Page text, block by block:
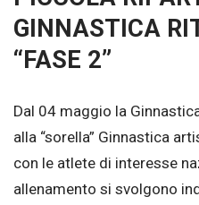
GINNASTICA
“FASE 2”
Dal 04 maggio la
alla “sorella” Ginnastica
con le atlete di interesse
allenamento si svolgono